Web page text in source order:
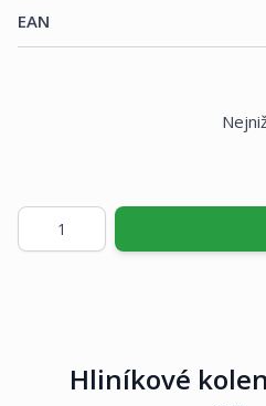
EAN
Množství
Hliníkové